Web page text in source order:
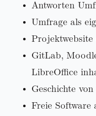
Antworten
Umfrage als
GitLab,
LibreOffice
Geschichte
Freie Software